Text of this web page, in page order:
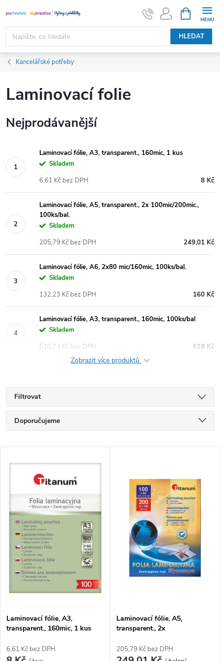
na
obsah
HLEDAT
NÁKUPNÍ
KOŠÍK
Kancelářské potřeby
Laminovací folie
Nejprodávanější
Laminovací fólie, A3, transparent., 160mic, 1 kus
Skladem
8 Kč
6,61 Kč bez DPH
Laminovací fólie, A5, transparent., 2x 100mic/200mic.,
100ks/bal.
Skladem
249,01 Kč
205,79 Kč bez DPH
Laminovací fólie, A6, 2x80 mic/160mic, 100ks/bal.
Skladem
160 Kč
132,23 Kč bez DPH
Laminovací fólie, A3, transparent., 160mic, 100ks/bal
Skladem
618 Kč
510,74 Kč bez DPH
Zobrazit více produktů
Filtrovat
Ř
a
z
n
p
r
o
d
Doporučujeme
Nejprodávanější
Abecedně
V
p
p
o
d
Laminovací fólie, A3,
transparent., 160mic, 1 kus
6,61 Kč bez DPH
Laminovací fólie, A5,
transparent., 2x
205,79 Kč bez DPH